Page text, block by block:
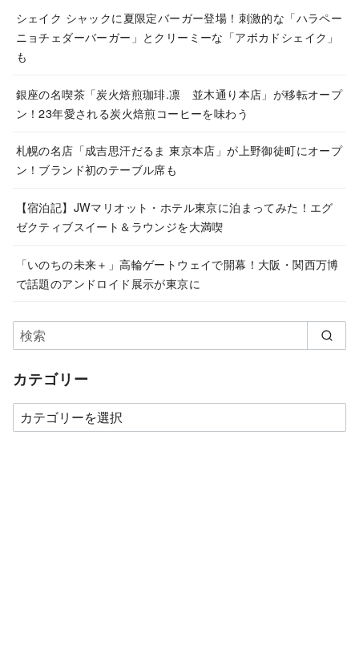
ブ
シェイク シャックに夏限定バーガー登場！刺激的な「ハラペー
ニョチェダーバーガー」とクリーミーな「アボカドシェイク」
も
銀座の名喫茶「炭火焙煎珈琲.凛 並木通り本店」が移転オープ
ン！23年愛される炭火焙煎コーヒーを味わう
札幌の名店「成吉思汗だるま 東京本店」が上野御徒町にオープ
ン！ブランド初のテーブル席も
【宿泊記】JWマリオット・ホテル東京に泊まってみた！エグ
ゼクティブスイート＆ラウンジを大満喫
「いのちの未来＋」高輪ゲートウェイで開幕！大阪・関西万博
で話題のアンドロイド展示が東京に
カテゴリー
カ
テ